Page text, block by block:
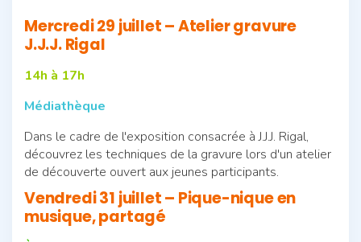
Mercredi 29 juillet – Atelier gravure
J.J.J. Rigal
14h à 17h
Médiathèque
Dans le cadre de l'exposition consacrée à J.J.J. Rigal,
découvrez les techniques de la gravure lors d'un atelier
de découverte ouvert aux jeunes participants.
Vendredi 31 juillet – Pique-nique en
musique, partagé